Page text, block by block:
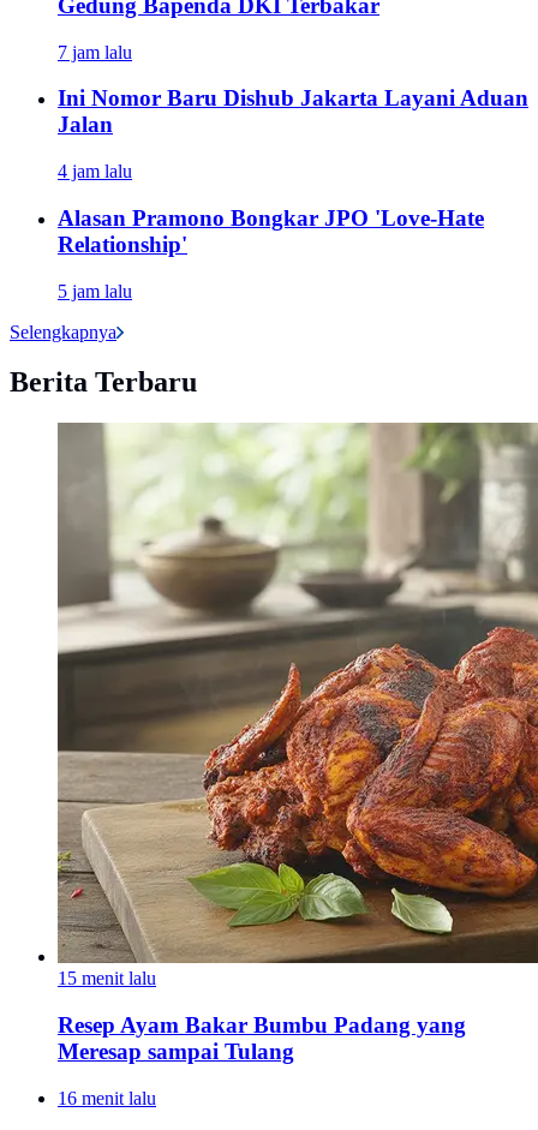
Gedung Bapenda DKI Terbakar
7 jam lalu
Ini Nomor Baru Dishub Jakarta Layani Aduan
Jalan
4 jam lalu
Alasan Pramono Bongkar JPO 'Love-Hate
Relationship'
5 jam lalu
Selengkapnya
Berita Terbaru
15 menit lalu
Resep Ayam Bakar Bumbu Padang yang
Meresap sampai Tulang
16 menit lalu